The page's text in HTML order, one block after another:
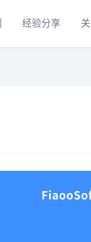
经验分享